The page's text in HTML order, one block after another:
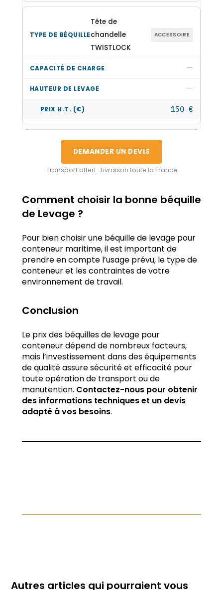
Tête de
chandelle
TWISTLOCK
ACCESSOIRE
—
—
150 €
DEMANDER UN DEVIS
Transport offert · Livraison toute la France
Comment choisir la bonne béquille
de Levage ?
Pour bien choisir une béquille de levage pour
conteneur maritime, il est important de
prendre en compte l’usage prévu, le type de
conteneur et les contraintes de votre
environnement de travail.
Conclusion
Le prix des béquilles de levage pour
conteneur dépend de nombreux facteurs,
mais l’investissement dans des équipements
de qualité assure sécurité et efficacité pour
toute opération de transport ou de
manutention. Contactez-nous pour obtenir
des informations techniques et un devis
adapté à vos besoins.
Autres articles qui pourraient vous